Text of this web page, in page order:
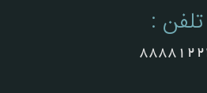
تلفن :